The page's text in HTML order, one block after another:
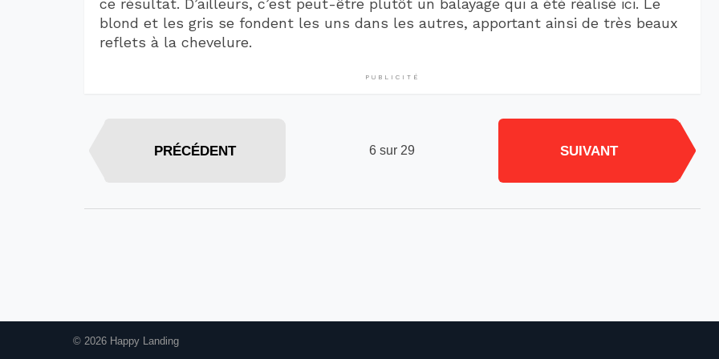
blond et les gris se fondent les uns dans les autres, apportant ainsi de très beaux
reflets à la chevelure.
PUBLICITÉ
6 sur 29
PRÉCÉDENT SUIVANT
© 2026 Happy Landing